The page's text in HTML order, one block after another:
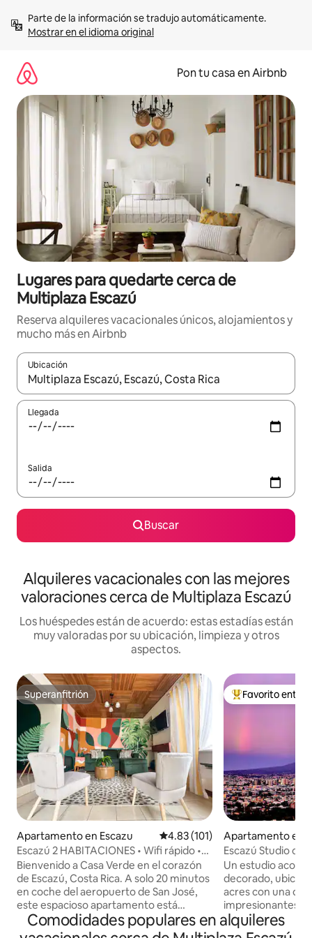
contenidoMostrar en el idioma original
Pon tu casa en Airbnb
Lugares para quedarte cerca de
Multiplaza Escazú
Reserva alquileres vacacionales únicos, alojamientos y
mucho más en Airbnb
Ubicación
Cuando los resultados estén disponibles, navega con las
Llegada
Salida
Buscar
Alquileres vacacionales con las mejores
valoraciones cerca de Multiplaza Escazú
Los huéspedes están de acuerdo: estas estadías están
muy valoradas por su ubicación, limpieza y otros
aspectos.
Superanfitrión
Superanfitrión
Apartamento en Escazu Calificación promedio: 4.83 de
4.83 (101)
Escazú 2 HABITACIONES • Wifi rápido •
Tranquilo y luminoso
Bienvenido a Casa Verde en el corazón
de Escazú, Costa Rica. A solo 20 minutos
en coche del aeropuerto de San José,
este espacioso apartamento está
convenientemente ubicado a poca
distancia de mercados, restaurantes y
Favorito entre
Favorito entre
Apartamento en
Escazú Studio
vistas
Un estudio
decorado,
acres con una de
impresionantes de
santuario para
buscan una
Comodidades populares en alquileres